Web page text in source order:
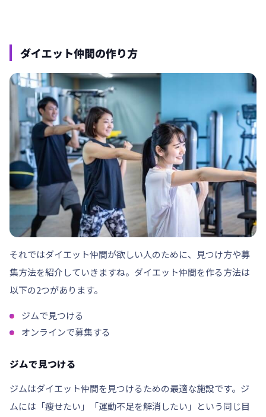
ダイエット仲間の作り方
それではダイエット仲間が欲しい人のために、見つけ方や募
集方法を紹介していきますね。ダイエット仲間を作る方法は
以下の2つがあります。
ジムで見つける
オンラインで募集する
ジムで見つける
ジムはダイエット仲間を見つけるための最適な施設です。ジ
ムには 「痩せたい」「運動不足を解消したい」
という同じ目